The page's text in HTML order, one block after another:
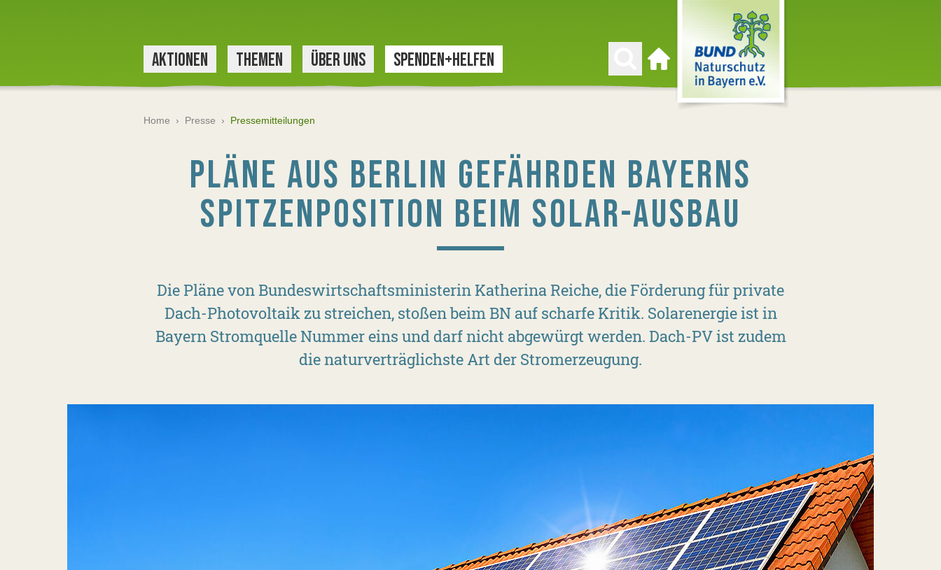
AKTIONEN THEMEN ÜBER UNS SPENDEN+HELFEN
Zur Startseite
Home › Presse › Pressemitteilungen
PLÄNE AUS BERLIN GEFÄHRDEN BAYERNS
SPITZENPOSITION BEIM SOLAR-AUSBAU
Die Pläne von Bundeswirtschaftsministerin Katherina Reiche, die Förderung für private
Dach-Photovoltaik zu streichen, stoßen beim BN auf scharfe Kritik. Solarenergie ist in
Bayern Stromquelle Nummer eins und darf nicht abgewürgt werden. Dach-PV ist zudem
die naturverträglichste Art der Stromerzeugung.